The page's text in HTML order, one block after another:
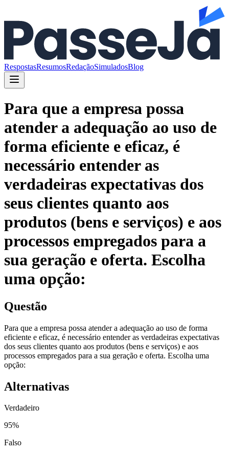
RespostasResumosRedaçãoSimuladosBlog
Para que a empresa possa
atender a adequação ao uso de
forma eficiente e eficaz, é
necessário entender as
verdadeiras expectativas dos
seus clientes quanto aos
produtos (bens e serviços) e aos
processos empregados para a
sua geração e oferta. Escolha
uma opção:
Questão
Para que a empresa possa atender a adequação ao uso de forma
eficiente e eficaz, é necessário entender as verdadeiras expectativas
dos seus clientes quanto aos produtos (bens e serviços) e aos
processos empregados para a sua geração e oferta. Escolha uma
opção:
Alternativas
Verdadeiro
95%
Falso